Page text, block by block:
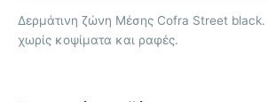
Δερμάτινη ζώνη Μέσης Cofra Street black.
χωρίς κοψίματα και ραφές.